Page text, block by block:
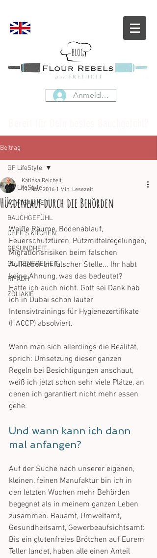
BLOG
Anmelden
Beitrag
GF LifeStyle
ACHTSAMKEIT
BAUCHGEFÜHL
CHEF'S KITCHEN
GESUNDHE!T
GLUTENFREIHEIT
RIYADH
ZÖLIAKIE
GF LifeStyle
Hürdenlauf durch die Behörden
Katinka Reichelt
11. Nov. 2016 1 Min. Lesezeit
Weiße Räume, Bodenablauf,
Feuerschutztüren, Putzmittelregelungen,
Migrationsrisiken beim falschen
Aufkleber an falscher Stelle... Ihr habt
keine Ahnung, was das bedeutet?
Hatte ich auch nicht. Gott sei Dank hab
ich in Dubai schon lauter
Intensivtrainings für Hygienezertifikate
(HACCP) absolviert.
Wenn man sich allerdings die Realität,
sprich: Umsetzung dieser ganzen
Regeln bei Besichtigungen anschaut,
weiß ich jetzt schon sehr viele Plätze, an
denen ich garantiert nicht mehr essen
gehe.
Und wann kann ich dann
mal anfangen?
Auf der Suche nach unserer eigenen,
kleinen, feinen Manufaktur bin ich in
den letzten Wochen mehr Behörden
begegnet als in meinem ganzen Leben
zusammen. Bauamt, Umweltamt,
Gesundheitsamt, Gewerbeaufsichtsamt:
Bis ein glutenfreies Brötchen auf Eurem
Teller landet, haben alle einen Anteil